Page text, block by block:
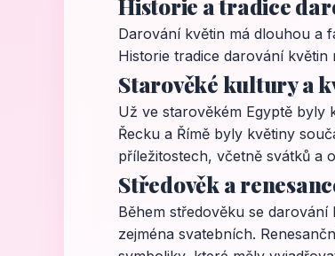
Historie a tradice
Darování květin má dlouhou a
Historie tradice darování
Starověké kultury a
Už ve starověkém Egyptě byly
Řecku a Římě byly květiny
příležitostech, včetně svátků a
Středověk a
Během středověku se
zejména svatebních.